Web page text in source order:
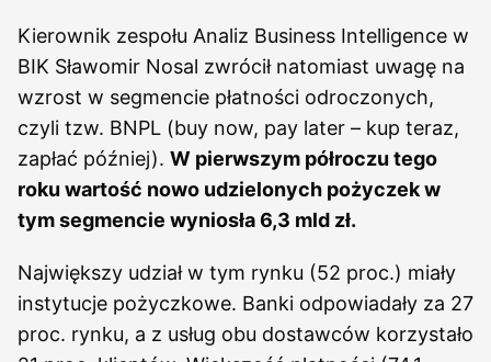
Kierownik zespołu Analiz Business Intelligence w
BIK Sławomir Nosal zwrócił natomiast uwagę na
wzrost w segmencie płatności odroczonych,
czyli tzw. BNPL (buy now, pay later – kup teraz,
zapłać później). W pierwszym półroczu tego
roku wartość nowo udzielonych pożyczek w
tym segmencie wyniosła 6,3 mld zł.
Największy udział w tym rynku (52 proc.) miały
instytucje pożyczkowe. Banki odpowiadały za 27
proc. rynku, a z usług obu dostawców korzystało